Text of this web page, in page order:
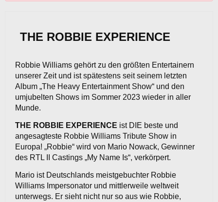
THE ROBBIE EXPERIENCE
Robbie Williams gehört zu den größten Entertainern
unserer Zeit und ist spätestens seit seinem letzten
Album „The Heavy Entertainment Show“ und den
umjubelten Shows im Sommer 2023 wieder in aller
Munde.
THE ROBBIE EXPERIENCE ist DIE beste und
angesagteste Robbie Williams Tribute Show in
Europa! „Robbie“ wird von Mario Nowack, Gewinner
des RTL II Castings „My Name Is“, verkörpert.
Mario ist Deutschlands meistgebuchter Robbie
Williams Impersonator und mittlerweile weltweit
unterwegs. Er sieht nicht nur so aus wie Robbie,